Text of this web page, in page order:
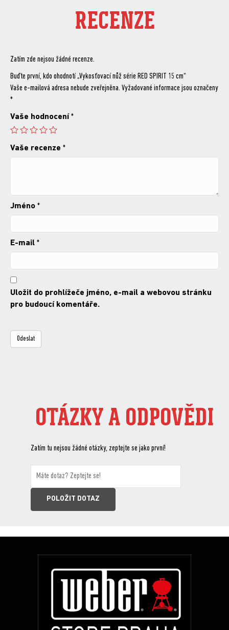
RECENZE
Zatím zde nejsou žádné recenze.
Buďte první, kdo ohodnotí „Vykosťovací nůž série RED SPIRIT 15 cm“
Vaše e-mailová adresa nebude zveřejněna. Vyžadované informace jsou označeny
*
Vaše hodnocení *
Vaše recenze *
Jméno *
E-mail *
Uložit do prohlížeče jméno, e-mail a webovou stránku
pro budoucí komentáře.
OTÁZKY A ODPOVĚDI
Zatím tu nejsou žádné otázky, zeptejte se jako první!